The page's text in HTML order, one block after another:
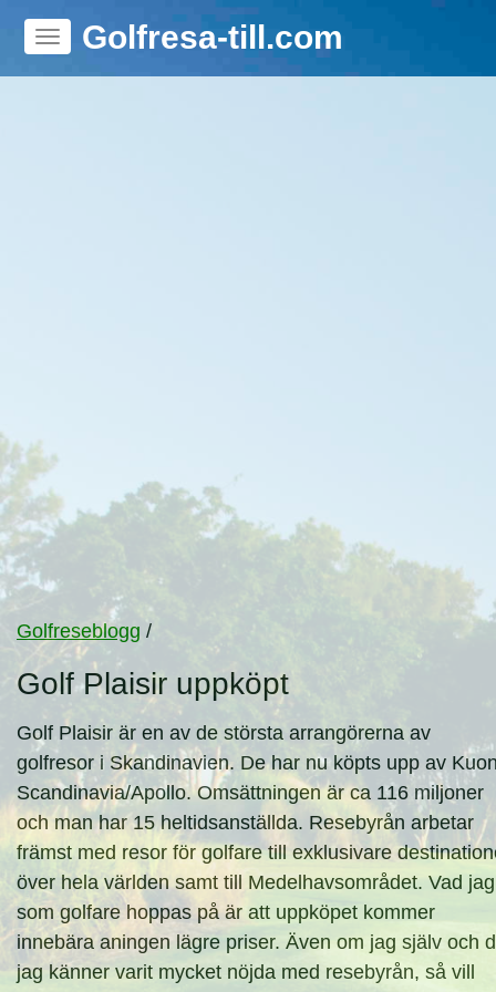
Golfresa-till.com
Golfreseblogg /
Golf Plaisir uppköpt
Golf Plaisir är en av de största arrangörerna av
golfresor i Skandinavien. De har nu köpts upp av
Scandinavia/Apollo. Omsättningen är ca 116 miljoner
och man har 15 heltidsanställda. Resebyrån arbetar
främst med resor för golfare till exklusivare
över hela världen samt till Medelhavsområdet. Vad jag
som golfare hoppas på är att uppköpet kommer
innebära aningen lägre priser. Även om jag själv och
jag känner varit mycket nöjda med resebyrån, så vill